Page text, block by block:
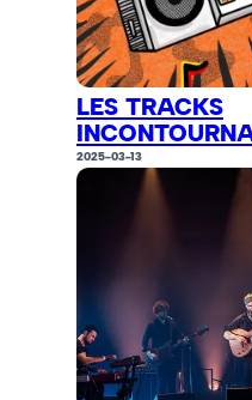
LES TRACKS
2025-03-13